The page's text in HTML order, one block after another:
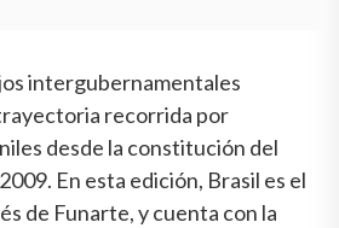
intergubernamentales
recorrida por
desde la constitución del
En esta edición, Brasil es el
de Funarte, y cuenta con la